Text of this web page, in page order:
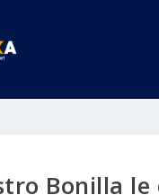
Bonilla le